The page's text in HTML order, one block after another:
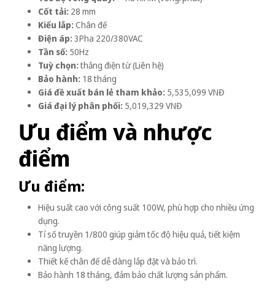
Cốt tải: 28 mm
Kiểu lắp:Chân đế
Điện áp:3Pha 220/380VAC
Tần số: 50Hz
Tuỳ chọn:thắng điện từ (Liên hệ)
Bảo hành: 18 tháng
Giá đề xuất bán lẻ tham khảo: 5,535,099 VNĐ
Giá đại lý phân phối: 5,019,329 VNĐ
Ưu điểm và nhược
điểm
Ưu điểm:
Hiệu suất cao với công suất 100W, phù hợp cho nhiều ứng
dụng.
Tỉ số truyền 1/800 giúp giảm tốc độ hiệu quả, tiết kiệm
năng lượng.
Thiết kế chân đế dễ dàng lắp đặt và bảo trì.
Bảo hành 18 tháng, đảm bảo chất lượng sản phẩm.